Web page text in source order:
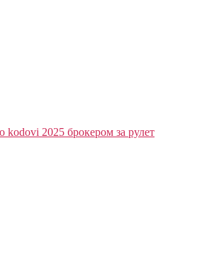
2025 брокером за рулет